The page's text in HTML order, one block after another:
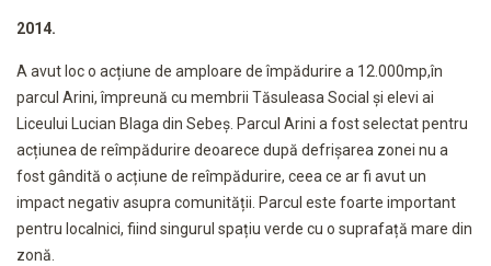
2014.
A avut loc o acțiune de amploare de împădurire a 12.000mp,în
parcul Arini, împreună cu membrii Tăsuleasa Social și elevi ai
Liceului Lucian Blaga din Sebeș. Parcul Arini a fost selectat pentru
acțiunea de reîmpădurire deoarece după defrișarea zonei nu a
fost gândită o acțiune de reîmpădurire, ceea ce ar fi avut un
impact negativ asupra comunității. Parcul este foarte important
pentru localnici, fiind singurul spațiu verde cu o suprafață mare din
zonă.